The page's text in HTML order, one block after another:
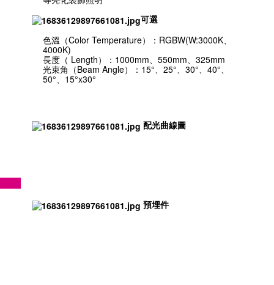
可選
色溫（Color Temperature）：RGBW(W:3000K、
4000K)
長度（ Length）：1000mm、550mm、325mm
光束角（Beam Angle）：15°、25°、30°、40°、
50°、15°x30°
配光曲線圖
預埋件